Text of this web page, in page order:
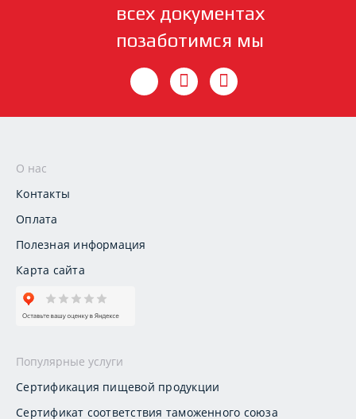
всех документах
позаботимся мы
О нас
Контакты
Оплата
Полезная информация
Карта сайта
Популярные услуги
Сертификация пищевой продукции
Сертификат соответствия таможенного союза